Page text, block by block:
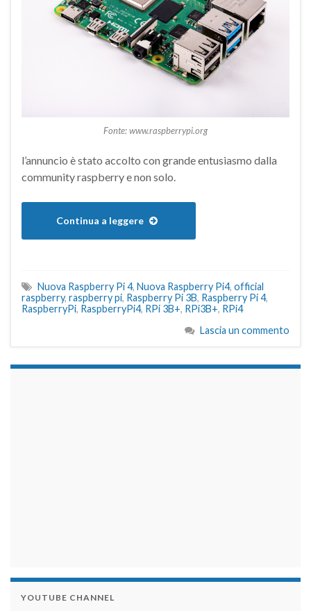
Fonte: www.raspberrypi.org
l’annuncio è stato accolto con grande entusiasmo dalla
community raspberry e non solo.
Continua a leggere
Nuova Raspberry Pi 4, Nuova Raspberry Pi4, official
raspberry, raspberry pi, Raspberry Pi 3B, Raspberry Pi 4,
RaspberryPi, RaspberryPi4, RPi 3B+, RPi3B+, RPi4
Lascia un commento
YOUTUBE CHANNEL